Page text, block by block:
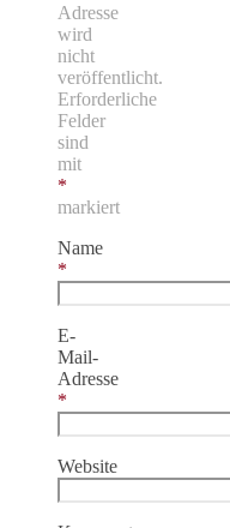
Adresse
wird
nicht
veröffentlicht.
Erforderliche
Felder
sind
mit
*
markiert
Name
*
E-
Mail-
Adresse
*
Website